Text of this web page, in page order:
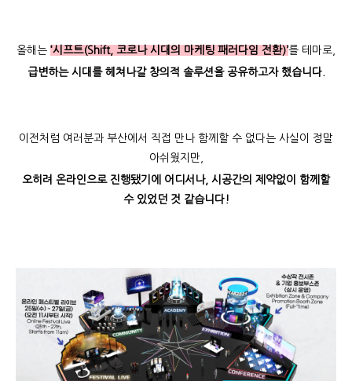
올해는 ‘시프트(Shift, 코로나 시대의 마케팅 패러다임 전환)’를 테마로,
급변하는 시대를 헤쳐나갈 창의적 솔루션을 공유하고자 했습니다.
이전처럼 여러분과 부산에서 직접 만나 함께할 수 없다는 사실이 정말
아쉬웠지만,
오히려 온라인으로 진행됐기에 어디서나, 시공간의 제약없이 함께할
수 있었던 것 같습니다!